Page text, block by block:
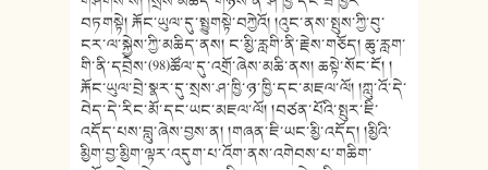
བཏགསྟེ། རྐོང་ཡུལ་དུ་སྤྱུགསྟེ་བཀྱེའོ། །འུང་ནས་སྤུས་ཀྱི་བུ་
ངར་ལ་སྐྱེས་ཀྱི་མཆིད་ནས། ང་མྱི་རླགི་ནི་རྗེས་གཅོད། ཆུ་རླག་
གི་ནི་དབྲེས་(98)ཚོལ་དུ་འགྲོ་ཞེས་མཆི་ནས། ཆསྟེ་སོང་ངོ། །
རྐོང་ཡུལ་བྲེ་སྣར་དུ་སྲས་ཤ་ཁྱི་ཉ་ཁྱི་དང་མཇལ་ལོ། །ཀླུ་འོ་དེ་
བེད་དེ་རིང་མོ་དང་ཡང་མཇལ་ལོ། །བཙན་པོའི་སྤུར་ཇི་
འདོད་པས་བླུ་ཞེས་བྱས་ན། །གཞན་ཇི་ཡང་མྱི་འདོད། །མྱིའི་
མྱིག་བྱ་མྱིག་ལྟར་འདུག་པ་འོག་ནས་འགེབས་པ་གཆིག་